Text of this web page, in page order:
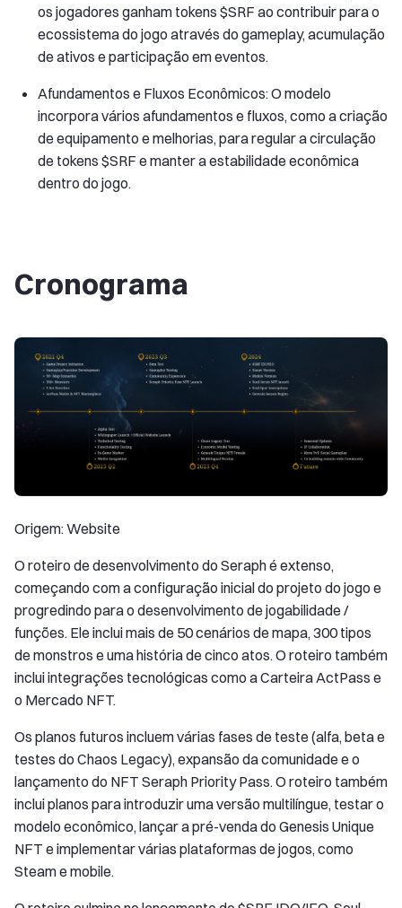
os jogadores ganham tokens $SRF ao contribuir para o
ecossistema do jogo através do gameplay, acumulação
de ativos e participação em eventos.
Afundamentos e Fluxos Econômicos: O modelo
incorpora vários afundamentos e fluxos, como a criação
de equipamento e melhorias, para regular a circulação
de tokens $SRF e manter a estabilidade econômica
dentro do jogo.
Cronograma
Origem: Website
O roteiro de desenvolvimento do Seraph é extenso,
começando com a configuração inicial do projeto do jogo e
progredindo para o desenvolvimento de jogabilidade /
funções. Ele inclui mais de 50 cenários de mapa, 300 tipos
de monstros e uma história de cinco atos. O roteiro também
inclui integrações tecnológicas como a Carteira ActPass e
o Mercado NFT.
Os planos futuros incluem várias fases de teste (alfa, beta e
testes do Chaos Legacy), expansão da comunidade e o
lançamento do NFT Seraph Priority Pass. O roteiro também
inclui planos para introduzir uma versão multilíngue, testar o
modelo econômico, lançar a pré-venda do Genesis Unique
NFT e implementar várias plataformas de jogos, como
Steam e mobile.